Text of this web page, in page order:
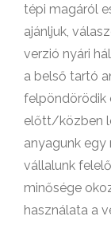
tépi magáról
ajánljuk,
verzió nyári
a belső tartó
felpöndörödik
előtt/közben
anyagunk
vállalunk
minősége
használata a